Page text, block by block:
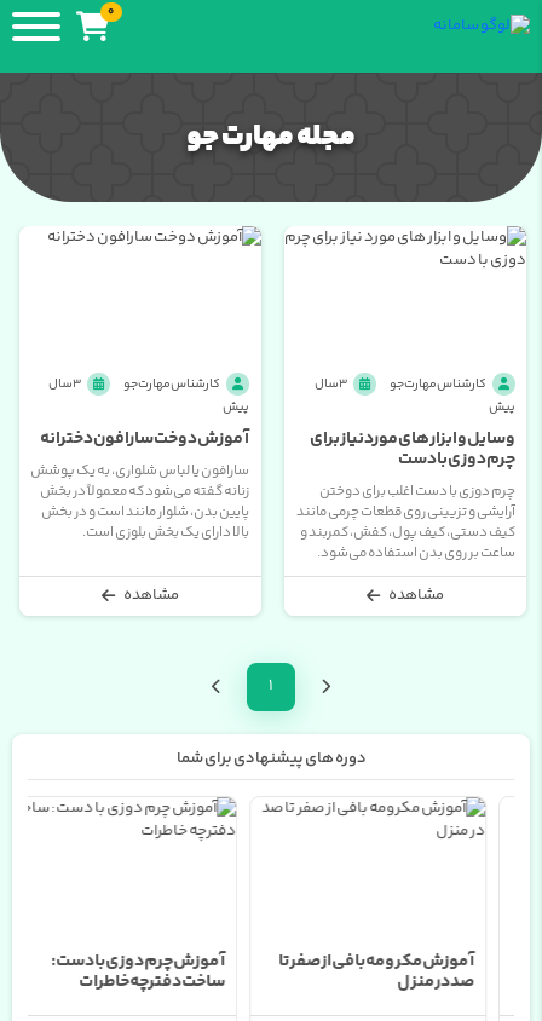
0
مجله مهارت جو
کارشناس مهارت جو
3 سال
پیش
وسایل و ابزار های مورد نیاز برای
چرم دوزی با دست
چرم دوزی با دست اغلب برای دوختن
آرایشی و تزیینی روی قطعات چرمی مانند
کیف دستی، کیف پول، کفش، کمربند و
ساعت بر روی بدن استفاده می‌شود.
این روش، معمولاً به صورت دستی و
زمان‌بر انجام می‌شود، اما نتیجه آن بسیار
زیبا و دلنشین
مشاهده
کارشناس مهارت جو
3 سال
پیش
آموزش دوخت سارافون دخترانه
سارافون یا لباس شلواری، به یک پوشش
زنانه گفته می‌شود که معمولاً در بخش
پایین بدن، شلوار مانند است و در بخش
بالا دارای یک بخش بلوزی است.
مشاهده
1
دوره های پیشنهادی برای شما
آموزش مکرومه بافی از صفر تا
صد در منزل
آموزش چرم دوزی با دست:
ساخت دفترچه خاطرات